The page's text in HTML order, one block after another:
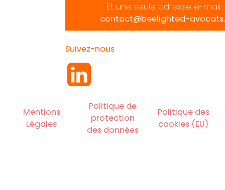
Et une seule adresse e-mail :
contact@beelighted-
Suivez-nous
Mentions
Légales
Politique de
protection
des données
Politique des
cookies (EU)